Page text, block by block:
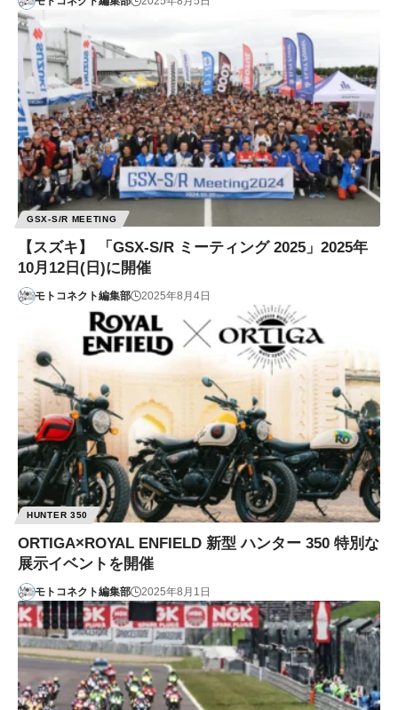
GSX-S/R MEETING
【スズキ】 「GSX-S/R ミーティング 2025」2025年
10月12日(日)に開催
モトコネクト編集部 2025年8月4日
HUNTER 350
ORTIGA×ROYAL ENFIELD 新型 ハンター 350 特別な
展示イベントを開催
モトコネクト編集部 2025年8月1日